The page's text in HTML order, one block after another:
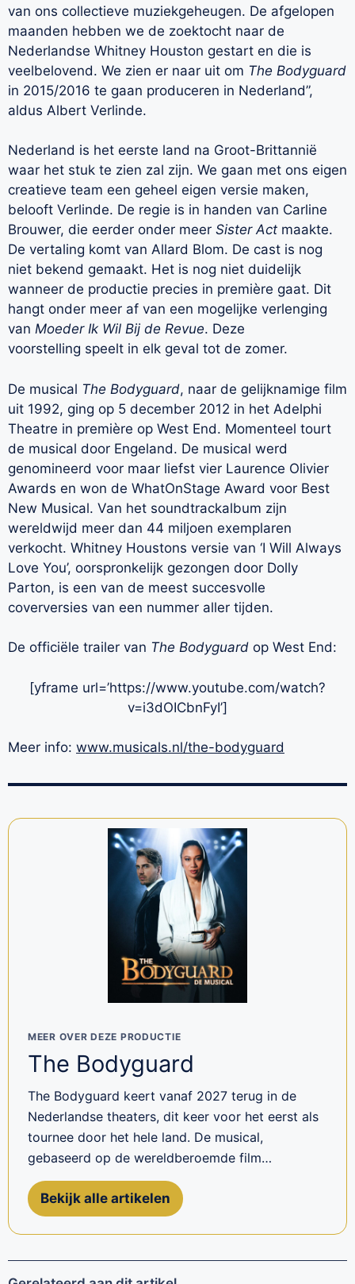
van ons collectieve muziekgeheugen. De afgelopen
maanden hebben we de zoektocht naar de
Nederlandse Whitney Houston gestart en die is
veelbelovend. We zien er naar uit om The Bodyguard
in 2015/2016 te gaan produceren in Nederland”,
aldus Albert Verlinde.
Nederland is het eerste land na Groot-Brittannië
waar het stuk te zien zal zijn. We gaan met ons eigen
creatieve team een geheel eigen versie maken,
belooft Verlinde. De regie is in handen van Carline
Brouwer, die eerder onder meer Sister Act maakte.
De vertaling komt van Allard Blom. De cast is nog
niet bekend gemaakt. Het is nog niet duidelijk
wanneer de productie precies in première gaat. Dit
hangt onder meer af van een mogelijke verlenging
van Moeder Ik Wil Bij de Revue. Deze
voorstelling speelt in elk geval tot de zomer.
De musical The Bodyguard, naar de gelijknamige film
uit 1992, ging op 5 december 2012 in het Adelphi
Theatre in première op West End. Momenteel tourt
de musical door Engeland. De musical werd
genomineerd voor maar liefst vier Laurence Olivier
Awards en won de WhatOnStage Award voor Best
New Musical. Van het soundtrackalbum zijn
wereldwijd meer dan 44 miljoen exemplaren
verkocht. Whitney Houstons versie van ‘I Will Always
Love You’, oorspronkelijk gezongen door Dolly
Parton, is een van de meest succesvolle
coverversies van een nummer aller tijden.
De officiële trailer van The Bodyguard op West End:
[yframe url=’https://www.youtube.com/watch?
v=i3dOICbnFyI’]
Meer info: www.musicals.nl/the-bodyguard
MEER OVER DEZE PRODUCTIE
The Bodyguard
The Bodyguard keert vanaf 2027 terug in de
Nederlandse theaters, dit keer voor het eerst als
tournee door het hele land. De musical,
gebaseerd op de wereldberoemde film…
Bekijk alle artikelen